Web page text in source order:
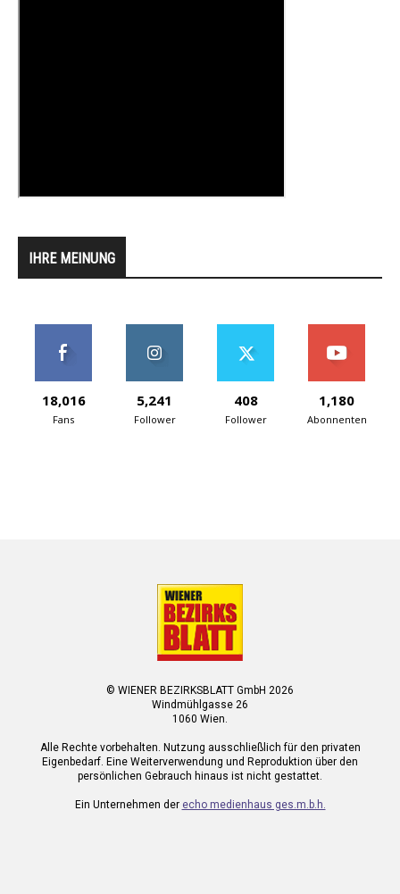
IHRE MEINUNG
18,016
Fans
5,241
Follower
408
Follower
1,180
Abonnenten
© WIENER BEZIRKSBLATT GmbH 2026
Windmühlgasse 26
1060 Wien.
Alle Rechte vorbehalten. Nutzung ausschließlich für den privaten
Eigenbedarf. Eine Weiterverwendung und Reproduktion über den
persönlichen Gebrauch hinaus ist nicht gestattet.
Ein Unternehmen der echo medienhaus ges.m.b.h.